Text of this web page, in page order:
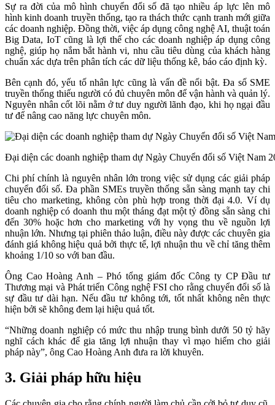
Sự ra đời của mô hình chuyển đổi số đã tạo nhiều áp lực lên mô
hình kinh doanh truyền thống, tạo ra thách thức cạnh tranh mới giữa
các doanh nghiệp. Đồng thời, việc áp dụng công nghệ AI, thuật toán
Big Data, IoT cũng là lợi thế cho các doanh nghiệp áp dụng công
nghệ, giúp họ nắm bắt hành vi, nhu cầu tiêu dùng của khách hàng
chuẩn xác dựa trên phân tích các dữ liệu thống kê, báo cáo định kỳ.
Bên cạnh đó, yếu tố nhân lực cũng là vấn đề nổi bật. Đa số SME
truyền thống thiếu người có đủ chuyên môn để vận hành và quản lý.
Nguyên nhân cốt lõi nằm ở tư duy người lãnh đạo, khi họ ngại đầu
tư để nâng cao năng lực chuyên môn.
Đại diện các doanh nghiệp tham dự Ngày Chuyển đổi số Việt Nam
Chi phí chính là nguyên nhân lớn trong việc sử dụng các giải pháp
chuyển đổi số. Đa phần SMEs truyền thống sẵn sàng mạnh tay chi
tiêu cho marketing, không còn phù hợp trong thời đại 4.0. Ví dụ
doanh nghiệp có doanh thu một tháng đạt một tỷ đồng sẵn sàng chi
đến 30% hoặc hơn cho marketing với hy vọng thu về nguồn lợi
nhuận lớn. Nhưng tại phiên thảo luận, điều này được các chuyên gia
đánh giá không hiệu quả bởi thực tế, lợi nhuận thu về chỉ tăng thêm
khoảng 1/10 so với ban đầu.
Ông Cao Hoàng Anh – Phó tổng giám đốc Công ty CP Đầu tư
Thương mại và Phát triển Công nghệ FSI cho rằng chuyển đổi số là
sự đầu tư dài hạn. Nếu đầu tư không tới, tốt nhất không nên thực
hiện bởi sẽ không đem lại hiệu quả tốt.
“Những doanh nghiệp có mức thu nhập trung bình dưới 50 tỷ hãy
nghĩ cách khác để gia tăng lợi nhuận thay vì mạo hiểm cho giải
pháp này”, ông Cao Hoàng Anh đưa ra lời khuyên.
3. Giải pháp hữu hiệu